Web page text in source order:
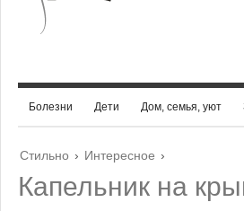
Болезни Дети Дом, семья, уют
Стильно › Интересное ›
Капельник на